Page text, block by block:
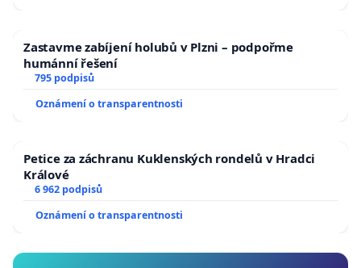
Zastavme zabíjení holubů v Plzni – podpořme
humánní řešení
795 podpisů
Oznámení o transparentnosti
Petice za záchranu Kuklenských rondelů v Hradci
Králové
6 962 podpisů
Oznámení o transparentnosti